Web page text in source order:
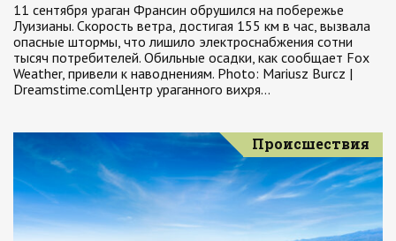
11 сентября ураган Франсин обрушился на побережье
Луизианы. Скорость ветра, достигая 155 км в час, вызвала
опасные штормы, что лишило электроснабжения сотни
тысяч потребителей. Обильные осадки, как сообщает Fox
Weather, привели к наводнениям. Photo: Mariusz Burcz |
Dreamstime.comЦентр ураганного вихря…
Происшествия